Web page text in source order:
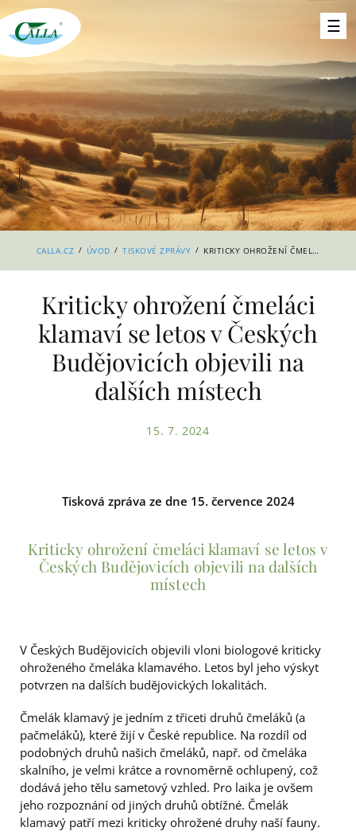
CALLA.CZ / ÚVOD / TISKOVÉ ZPRÁVY / KRITICKY OHROŽENÍ ČMELÁCI KLAMAVÍ SE LETOS V ČESKÝCH BUDĚJOVICÍCH OBJEVILI NA DALŠÍCH MÍSTECH
Kriticky ohrožení čmeláci
klamaví se letos v Českých
Budějovicích objevili na
dalších místech
15. 7. 2024
Tisková zpráva ze dne 15. července 2024
Kriticky ohrožení čmeláci klamaví se letos v
Českých Budějovicích objevili na dalších
místech
V Českých Budějovicích objevili vloni biologové kriticky
ohroženého čmeláka klamavého. Letos byl jeho výskyt
potvrzen na dalších budějovických lokalitách.
Čmelák klamavý je jedním z třiceti druhů čmeláků (a
pačmeláků), které žijí v České republice. Na rozdíl od
podobných druhů našich čmeláků, např. od čmeláka
skalního, je velmi krátce a rovnoměrně ochlupený, což
dodává jeho tělu sametový vzhled. Pro laika je ovšem
jeho rozpoznání od jiných druhů obtížné. Čmelák
klamavý patří mezi kriticky ohrožené druhy naší fauny.